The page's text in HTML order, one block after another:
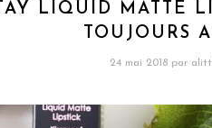
LIQUID MATTE
TOUJOURS
24 mai 2018 par